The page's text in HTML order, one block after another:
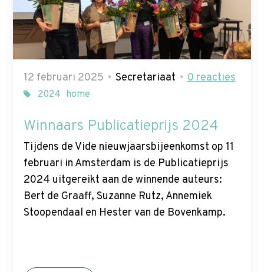
12 februari 2025 Secretariaat 0reacties
2024 home
Winnaars Publicatieprijs 2024
Tijdens de Vide nieuwjaarsbijeenkomst op 11
februari in Amsterdam is de Publicatieprijs
2024 uitgereikt aan de winnende auteurs:
Bert de Graaff, Suzanne Rutz, Annemiek
Stoopendaal en Hester van de Bovenkamp.